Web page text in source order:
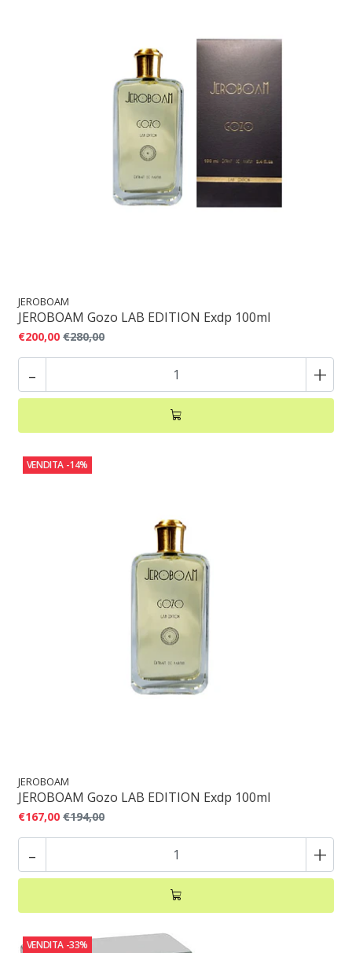
JEROBOAM
JEROBOAM Gozo LAB EDITION Exdp 100ml
€200,00 €280,00
- +
VENDITA -14%
JEROBOAM
JEROBOAM Gozo LAB EDITION Exdp 100ml
€167,00 €194,00
- +
VENDITA -33%